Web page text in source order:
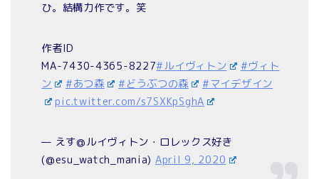
ひ。結構力作です。笑
作者ID
MA-7430-4365-8227#ルイヴィトン
#ヴィト
ン
#あつ森 #どうぶつの森
#マイデザイン
pic.twitter.com/s7SXKpSghA
— えす@ルイヴィトン・ロレックス好き
(@esu_watch_mania) April 9, 2020